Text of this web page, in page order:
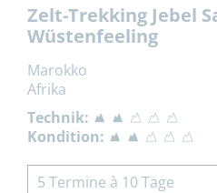
Zelt-Trekking Jebel
Wüstenfeeling
Marokko
Afrika
Technik:
Kondition:
5 Termine à 10 Tage